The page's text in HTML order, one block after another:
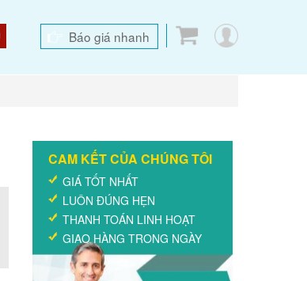
Báo giá nhanh
CAM KẾT CỦA CHÚNG TÔI
GIÁ TỐT NHẤT
LUÔN ĐÚNG HẸN
THANH TOÁN LINH HOẠT
GIAO HÀNG TRONG NGÀY